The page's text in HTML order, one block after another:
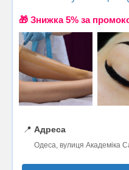
🎁 Знижка 5% за
📍 Адреса
Одеса, вулиця Академіка